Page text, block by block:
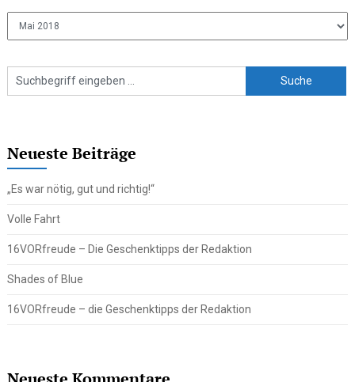
Neueste Beiträge
„Es war nötig, gut und richtig!“
Volle Fahrt
16VORfreude – Die Geschenktipps der Redaktion
Shades of Blue
16VORfreude – die Geschenktipps der Redaktion